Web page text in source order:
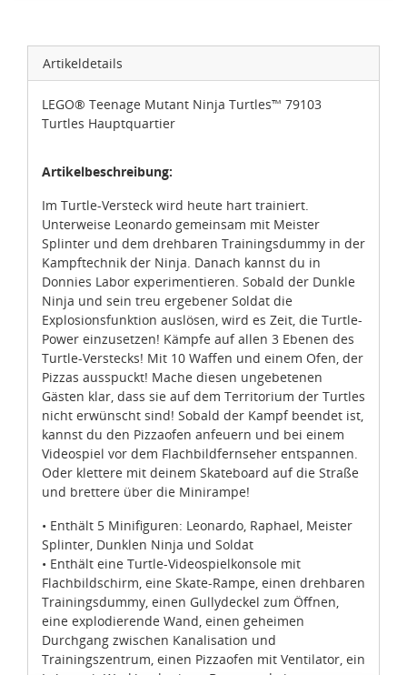
Artikeldetails
LEGO® Teenage Mutant Ninja Turtles™ 79103
Turtles Hauptquartier
Artikelbeschreibung:
Im Turtle-Versteck wird heute hart trainiert.
Unterweise Leonardo gemeinsam mit Meister
Splinter und dem drehbaren Trainingsdummy in der
Kampftechnik der Ninja. Danach kannst du in
Donnies Labor experimentieren. Sobald der Dunkle
Ninja und sein treu ergebener Soldat die
Explosionsfunktion auslösen, wird es Zeit, die Turtle-
Power einzusetzen! Kämpfe auf allen 3 Ebenen des
Turtle-Verstecks! Mit 10 Waffen und einem Ofen, der
Pizzas ausspuckt! Mache diesen ungebetenen
Gästen klar, dass sie auf dem Territorium der Turtles
nicht erwünscht sind! Sobald der Kampf beendet ist,
kannst du den Pizzaofen anfeuern und bei einem
Videospiel vor dem Flachbildfernseher entspannen.
Oder klettere mit deinem Skateboard auf die Straße
und brettere über die Minirampe!
• Enthält 5 Minifiguren: Leonardo, Raphael, Meister
Splinter, Dunklen Ninja und Soldat
• Enthält eine Turtle-Videospielkonsole mit
Flachbildschirm, eine Skate-Rampe, einen drehbaren
Trainingsdummy, einen Gullydeckel zum Öffnen,
eine explodierende Wand, einen geheimen
Durchgang zwischen Kanalisation und
Trainingszentrum, einen Pizzaofen mit Ventilator, ein